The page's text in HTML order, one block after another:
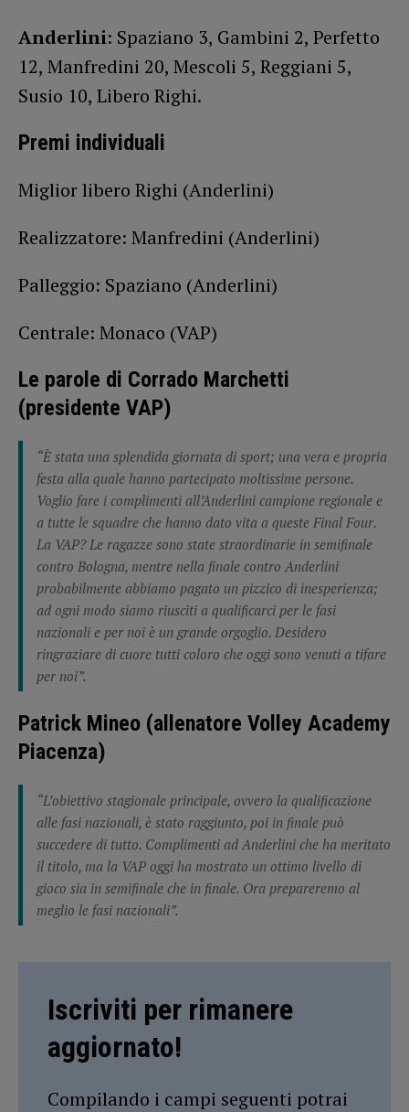
Anderlini: Spaziano 3, Gambini 2, Perfetto
12, Manfredini 20, Mescoli 5, Reggiani 5,
Susio 10, Libero Righi.
Premi individuali
Miglior libero Righi (Anderlini)
Realizzatore: Manfredini (Anderlini)
Palleggio: Spaziano (Anderlini)
Centrale: Monaco (VAP)
Le parole di Corrado Marchetti
(presidente VAP)
“È stata una splendida giornata di sport; una vera e propria
festa alla quale hanno partecipato moltissime persone.
Voglio fare i complimenti all’Anderlini campione regionale e
a tutte le squadre che hanno dato vita a queste Final Four.
La VAP? Le ragazze sono state straordinarie in semifinale
contro Bologna, mentre nella finale contro Anderlini
probabilmente abbiamo pagato un pizzico di inesperienza;
ad ogni modo siamo riusciti a qualificarci per le fasi
nazionali e per noi è un grande orgoglio. Desidero
ringraziare di cuore tutti coloro che oggi sono venuti a tifare
per noi”.
Patrick Mineo (allenatore Volley Academy
Piacenza)
“L’obiettivo stagionale principale, ovvero la qualificazione
alle fasi nazionali, è stato raggiunto, poi in finale può
succedere di tutto. Complimenti ad Anderlini che ha meritato
il titolo, ma la VAP oggi ha mostrato un ottimo livello di
gioco sia in semifinale che in finale. Ora prepareremo al
meglio le fasi nazionali”.
Iscriviti per rimanere
aggiornato!
Compilando i campi seguenti potrai